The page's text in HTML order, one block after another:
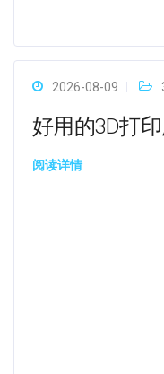
2026-08-09
好用的3D打
阅读详情